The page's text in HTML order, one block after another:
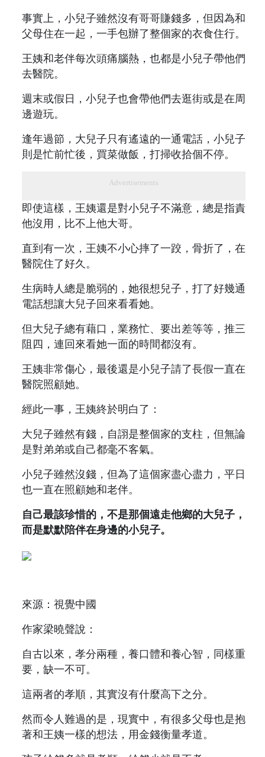
事實上，小兒子雖然沒有哥哥賺錢多，但因為和
父母住在一起，一手包辦了整個家的衣食住行。
王姨和老伴每次頭痛腦熱，也都是小兒子帶他們
去醫院。
週末或假日，小兒子也會帶他們去逛街或是在周
邊遊玩。
逢年過節，大兒子只有遙遠的一通電話，小兒子
則是忙前忙後，買菜做飯，打掃收拾個不停。
Advertisements
即使這樣，王姨還是對小兒子不滿意，總是指責
他沒用，比不上他大哥。
直到有一次，王姨不小心摔了一跤，骨折了，在
醫院住了好久。
生病時人總是脆弱的，她很想兒子，打了好幾通
電話想讓大兒子回來看看她。
但大兒子總有藉口，業務忙、要出差等等，推三
阻四，連回來看她一面的時間都沒有。
王姨非常傷心，最後還是小兒子請了長假一直在
醫院照顧她。
經此一事，王姨終於明白了：
大兒子雖然有錢，自詡是整個家的支柱，但無論
是對弟弟或自己都毫不客氣。
小兒子雖然沒錢，但為了這個家盡心盡力，平日
也一直在照顧她和老伴。
自己最該珍惜的，不是那個遠走他鄉的大兒子，
而是默默陪伴在身邊的小兒子。
來源：視覺中國
作家梁曉聲說：
自古以來，孝分兩種，養口體和養心智，同樣重
要，缺一不可。
這兩者的孝順，其實沒有什麼高下之分。
然而令人難過的是，現實中，有很多父母也是抱
著和王姨一樣的想法，用金錢衡量孝道。